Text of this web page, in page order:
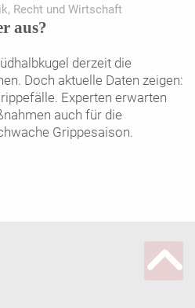
Recht und Wirtschaft
aus?
derzeit die
Doch aktuelle Daten zeigen:
Experten erwarten
auch für die
Grippesaison.